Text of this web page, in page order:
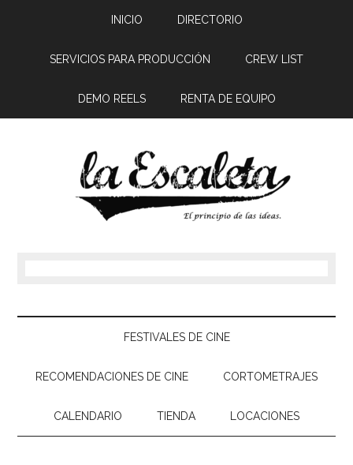
INICIO DIRECTORIO
SERVICIOS PARA PRODUCCIÓN CREW LIST
DEMO REELS RENTA DE EQUIPO
FESTIVALES DE CINE
RECOMENDACIONES DE CINE CORTOMETRAJES
CALENDARIO TIENDA LOCACIONES